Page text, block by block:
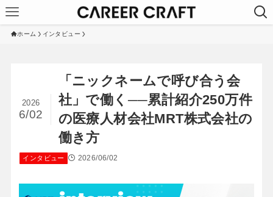
ホーム インタビュー
「ニックネームで呼び合う会
社」で働く──累計紹介250万件
の医療人材会社MRT株式会社の
働き方
2026
6/02
インタビュー 2026/06/02